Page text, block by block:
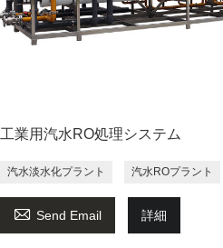
工業用汽水RO処理システム
汽水淡水化プラント 汽水ROプラント
 Send Email 詳細